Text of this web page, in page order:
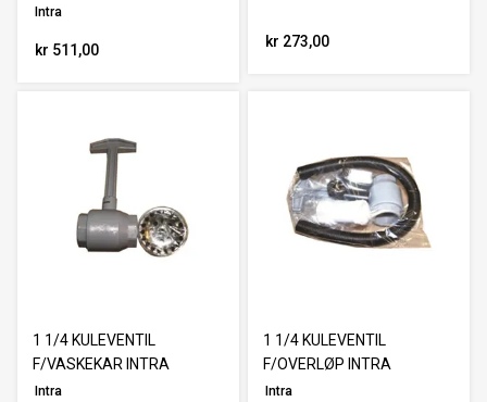
Intra
kr 511,00 kr 273,00
1 1/4 KULEVENTIL
F/VASKEKAR INTRA
Intra
1 1/4 KULEVENTIL
F/OVERLØP INTRA
Intra